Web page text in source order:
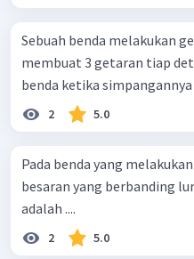
Sebuah benda melakukan
membuat 3 getaran tiap
benda ketika simpangannya
2 5.0
Pada benda yang
besaran yang berbanding
adalah ....
2 5.0